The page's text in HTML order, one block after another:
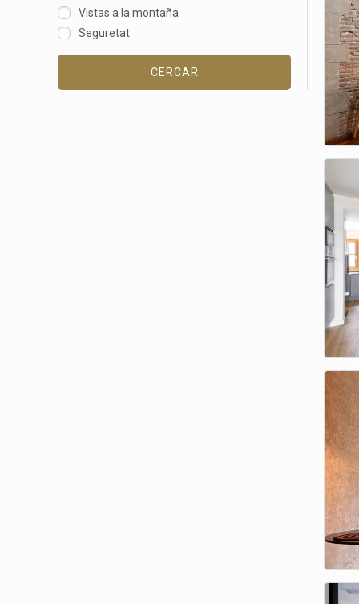
Vistas a la montaña
Seguretat
CERCAR